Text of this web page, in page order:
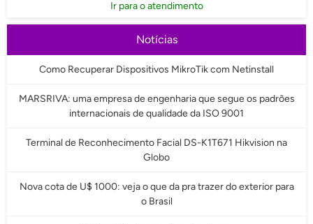
Ir para o atendimento
Notícias
Como Recuperar Dispositivos MikroTik com Netinstall
MARSRIVA: uma empresa de engenharia que segue os padrões
internacionais de qualidade da ISO 9001
Terminal de Reconhecimento Facial DS-K1T671 Hikvision na
Globo
Nova cota de U$ 1000: veja o que da pra trazer do exterior para
o Brasil